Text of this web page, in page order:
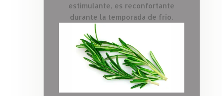
estimulante, es reconfortante
durante la temporada de frío.